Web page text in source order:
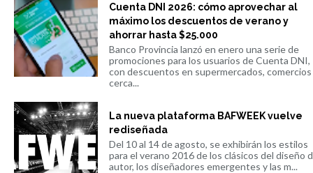
Cuenta DNI 2026: cómo aprovechar al
máximo los descuentos de verano y
ahorrar hasta $25.000
Banco Provincia lanzó en enero una serie de
promociones para los usuarios de Cuenta DNI,
con descuentos en supermercados,
cerca...
La nueva plataforma BAFWEEK vuelve
rediseñada
Del 10 al 14 de agosto, se exhibirán los estilos
para el verano 2016 de los clásicos del diseño
autor, los diseñadores emergentes y las m...